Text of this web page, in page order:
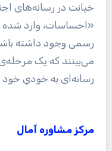
خیانت در رسانه‌های
«احساسات، وارد شده
رسمی وجود داشته
می‌بینند که یک
رسانه‌ای به خودیِ
مرکز مشاوره آمال